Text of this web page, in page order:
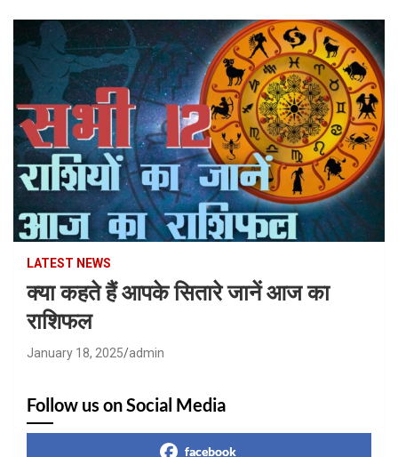
LATEST NEWS
क्या कहते हैं आपके सितारे जानें आज का
राशिफल
January 18, 2025 admin
Follow us on Social Media
facebook